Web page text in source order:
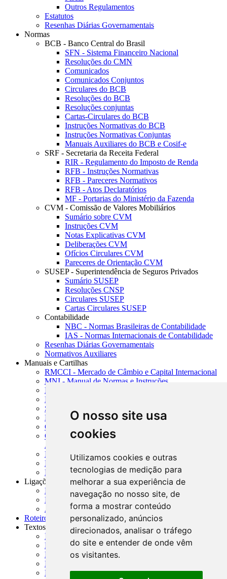
O nosso site usa
cookies
Utilizamos cookies e outras
tecnologias de medição para
melhorar a sua experiência de
navegação no nosso site, de
forma a mostrar conteúdo
personalizado, anúncios
direcionados, analisar o tráfego
do site e entender de onde vêm
os visitantes.
Outros Regulamentos
Estatutos
Resenhas Diárias Governamentais
Normas
BCB - Banco Central do Brasil
SFN - Sistema Financeiro Nacional
Resoluções do CMN
Comunicados
Comunicados Conjuntos
Circulares do BCB
Resoluções do BCB
Resoluções conjuntas
Cartas-Circulares do BCB
Instruções Normativas do BCB
Instruções Normativas Conjuntas
Manuais Auxiliares do BCB e Cosif-e
SRF - Secretaria da Receita Federal
RIR - Regulamento do Imposto de Renda
RFB - Instruções Normativas
RFB - Pareceres Normativos
RFB - Atos Declaratórios
MF - Portarias do Ministério da Fazenda
CVM - Comissão de Valores Mobiliários
Sumário sobre CVM
Instruções CVM
Notas Explicativas CVM
Deliberações CVM
Ofícios Circulares CVM
Pareceres de Orientação CVM
SUSEP - Superintendência de Seguros Privados
Sumário SUSEP
Resoluções CNSP
Circulares SUSEP
Cartas Circulares SUSEP
Contabilidade
NBC - Normas Brasileiras de Contabilidade
IAS - Normas Internacionais de Contabilidade
Resenhas Diárias Governamentais
Normativos Auxiliares
Manuais e Cartilhas
RMCCI - Mercado de Câmbio e Capital Internacional
MNI - Manual de Normas e Instruções
MTVM - Manual de Títulos e Valores Mobiliários
MCR - Manual de Crédito Rural
SISORF - Manual de Organização do SFN
MASUP - Manual de Supervisão Bancária
CADOC - Catálogo de Documentos
CNAE-CONCLA - Classificação Nacional de
Atividades Econômicas
PMF - Cartilhas do BCB
Manuais Auxiliares do BCB e Cosif-e
Resenhas Diárias Governamentais
Ligações Externas
Links Úteis
Presidência da República
Agências Nacionais Reguladoras
Roteiros para Estudos
Textos
Índice de Textos
Editorial
Monografias
Na Imprensa
Fórum de Discussão